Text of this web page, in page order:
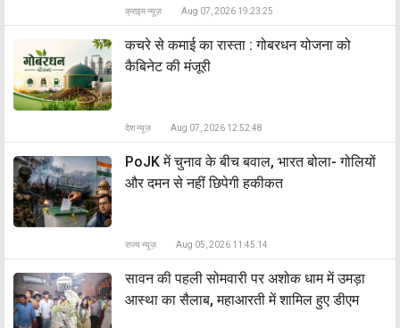
क्राइम न्यूज़ Aug 07, 2026 19:23:25
कचरे से कमाई का रास्ता : गोबरधन योजना को
कैबिनेट की मंजूरी
देश न्यूज़ Aug 07, 2026 12:52:48
PoJK में चुनाव के बीच बवाल, भारत बोला- गोलियों
और दमन से नहीं छिपेगी हकीकत
राज्य न्यूज़ Aug 05, 2026 11:45:14
सावन की पहली सोमवारी पर अशोक धाम में उमड़ा
आस्था का सैलाब, महाआरती में शामिल हुए डीएम